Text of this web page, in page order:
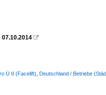

Ü II (Facelift) Deutschland / Betriebe